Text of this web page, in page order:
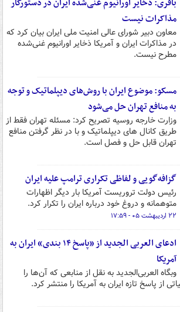
مذاکرات نیست
معاون دبیر شورای عالی امنیت ملی ایران بیان کرد که
در مذاکرات ایران و آمریکا ذخایر اورانیوم غنی‌شده
مطرح نیست.
مسکو: موضوع ایران با روش‌های دیپلماتیک و توجه
به منافع تهران حل می‌شود
وزارت خارجه روسیه تصریح کرد: مسئله تهران فقط از
طریق کانال‌ های دیپلماتیک و با در نظر گرفتن منافع
تهران قابل حل و فصل است.
گزافه‌گویی و لفاظی تکراری ترامپ علیه ایران
رئیس دولت تروریست آمریکا بار دیگر اظهارات
متوهمانه و دروغ خود درباره ایران را تکرار کرد.
۲۲ اردیبهشت ۰۵ - ۱۷:۵۹
ادعای العربی الجدید از «پاسخ ۱۴ بندی» ایران به
آمریکا
وبگاه العربی‌الجدید به نقل از منابعی که آن‌ها را
از پاسخ تازه ایران به آمریکا را منتشر کرد.